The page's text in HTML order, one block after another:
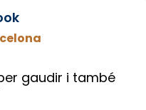
gaudir i també